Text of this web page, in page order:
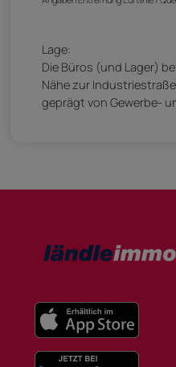
Lage:
Die Büros (und Lager)
Nähe zur
geprägt von Gewerbe-